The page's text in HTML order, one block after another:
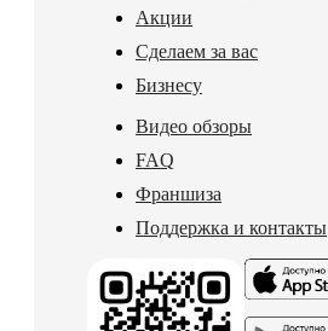
Акции
Сделаем за вас
Бизнесу
Видео обзоры
FAQ
Франшиза
Поддержка и контакты